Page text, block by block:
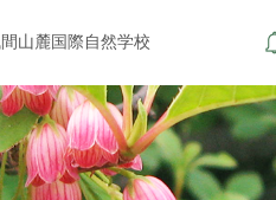
山麓国際自然学校